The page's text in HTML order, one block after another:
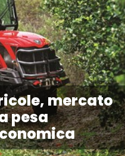
mercato
pesa